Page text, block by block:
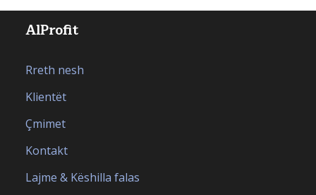
AlProfit
Rreth nesh
Klientët
Çmimet
Kontakt
Lajme & Këshilla falas